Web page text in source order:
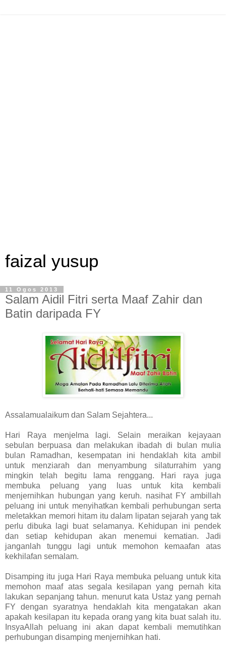
faizal yusup
11 Ogos 2013
Salam Aidil Fitri serta Maaf Zahir dan
Batin daripada FY
Assalamualaikum dan Salam Sejahtera...
Hari Raya menjelma lagi. Selain meraikan kejayaan
sebulan berpuasa dan melakukan ibadah di bulan mulia
bulan Ramadhan, kesempatan ini hendaklah kita ambil
untuk menziarah dan menyambung silaturrahim yang
mingkin telah begitu lama renggang. Hari raya juga
membuka peluang yang luas untuk kita kembali
menjernihkan hubungan yang keruh. nasihat FY ambillah
peluang ini untuk menyihatkan kembali perhubungan serta
meletakkan memori hitam itu dalam lipatan sejarah yang tak
perlu dibuka lagi buat selamanya. Kehidupan ini pendek
dan setiap kehidupan akan menemui kematian. Jadi
janganlah tunggu lagi untuk memohon kemaafan atas
kekhilafan semalam.
Disamping itu juga Hari Raya membuka peluang untuk kita
memohon maaf atas segala kesilapan yang pernah kita
lakukan sepanjang tahun. menurut kata Ustaz yang pernah
FY dengan syaratnya hendaklah kita mengatakan akan
apakah kesilapan itu kepada orang yang kita buat salah itu.
InsyaAllah peluang ini akan dapat kembali memutihkan
perhubungan disamping menjernihkan hati.